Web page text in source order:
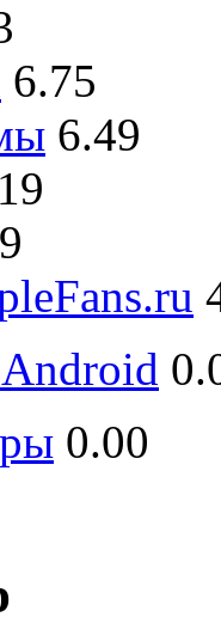
6.75
6.49
0.00